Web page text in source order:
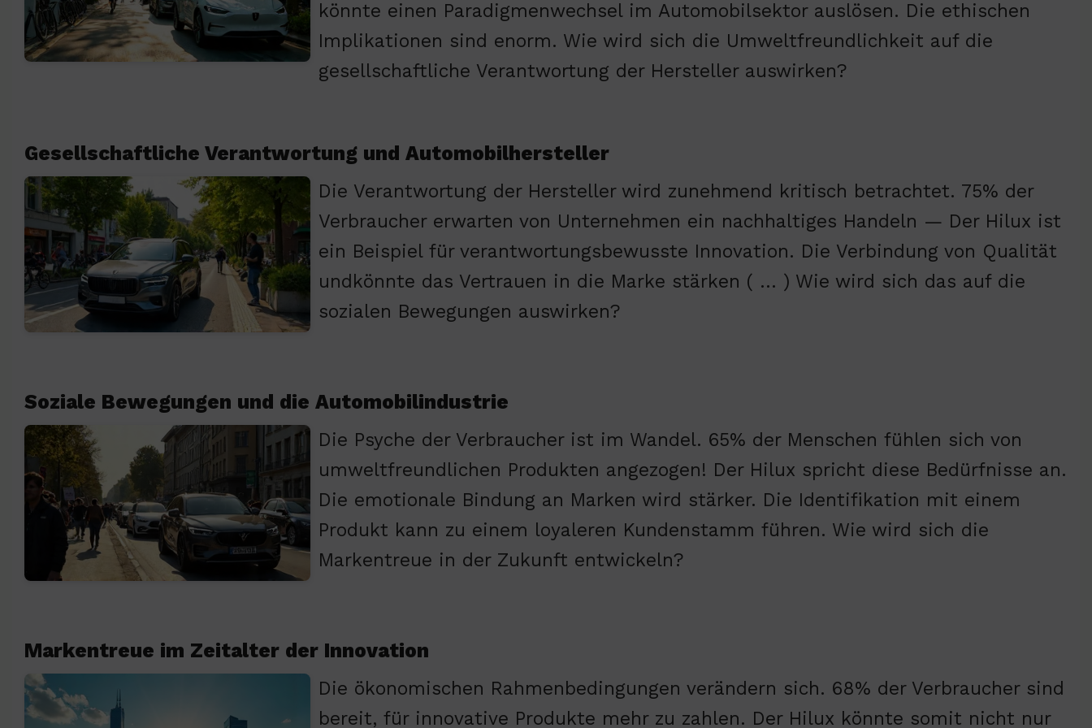
könnte einen Paradigmenwechsel im Automobilsektor auslösen. Die ethischen
Implikationen sind enorm. Wie wird sich die Umweltfreundlichkeit auf die
gesellschaftliche Verantwortung der Hersteller auswirken?
Gesellschaftliche Verantwortung und Automobilhersteller
Die Verantwortung der Hersteller wird zunehmend kritisch betrachtet. 75% der
Verbraucher erwarten von Unternehmen ein nachhaltiges Handeln — Der Hilux ist
ein Beispiel für verantwortungsbewusste Innovation. Die Verbindung von Qualität
undkönnte das Vertrauen in die Marke stärken ( … ) Wie wird sich das auf die
sozialen Bewegungen auswirken?
Soziale Bewegungen und die Automobilindustrie
Die Psyche der Verbraucher ist im Wandel. 65% der Menschen fühlen sich von
umweltfreundlichen Produkten angezogen! Der Hilux spricht diese Bedürfnisse an.
Die emotionale Bindung an Marken wird stärker. Die Identifikation mit einem
Produkt kann zu einem loyaleren Kundenstamm führen. Wie wird sich die
Markentreue in der Zukunft entwickeln?
Markentreue im Zeitalter der Innovation
Die ökonomischen Rahmenbedingungen verändern sich. 68% der Verbraucher sind
bereit, für innovative Produkte mehr zu zahlen. Der Hilux könnte somit nicht nur